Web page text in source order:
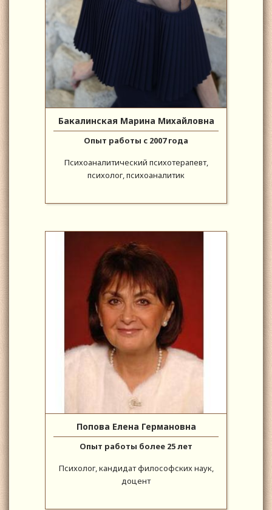
Бакалинская Марина Михайловна
Опыт работы с 2007 года
Психоаналитический психотерапевт,
психолог, психоаналитик
Попова Елена Германовна
Опыт работы более 25 лет
Психолог, кандидат философских наук,
доцент